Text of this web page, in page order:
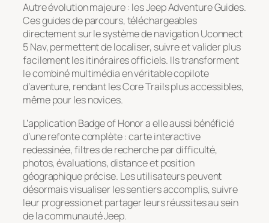
Autre évolution majeure : lesJeep Adventure Guides.
Ces guides de parcours, téléchargeables
directement sur le système de navigation Uconnect
5 Nav, permettent de localiser, suivre et valider plus
facilement les itinéraires officiels. Ils transforment
le combiné multimédia en véritable copilote
d’aventure, rendant lesCore Trailsplus accessibles,
même pour les novices.
L’applicationBadge of Honora elle aussi bénéficié
d’une refonte complète : carte interactive
redessinée, filtres de recherche par difficulté,
photos, évaluations, distance et position
géographique précise. Les utilisateurs peuvent
désormais visualiser les sentiers accomplis, suivre
leur progression et partager leurs réussites au sein
de la communauté Jeep.